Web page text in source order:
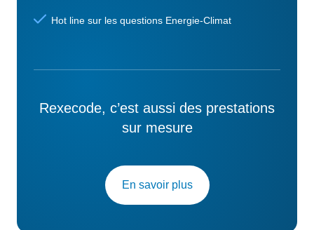
Hot line sur les questions Energie-Climat
Rexecode, c’est aussi des prestations
sur mesure
En savoir plus